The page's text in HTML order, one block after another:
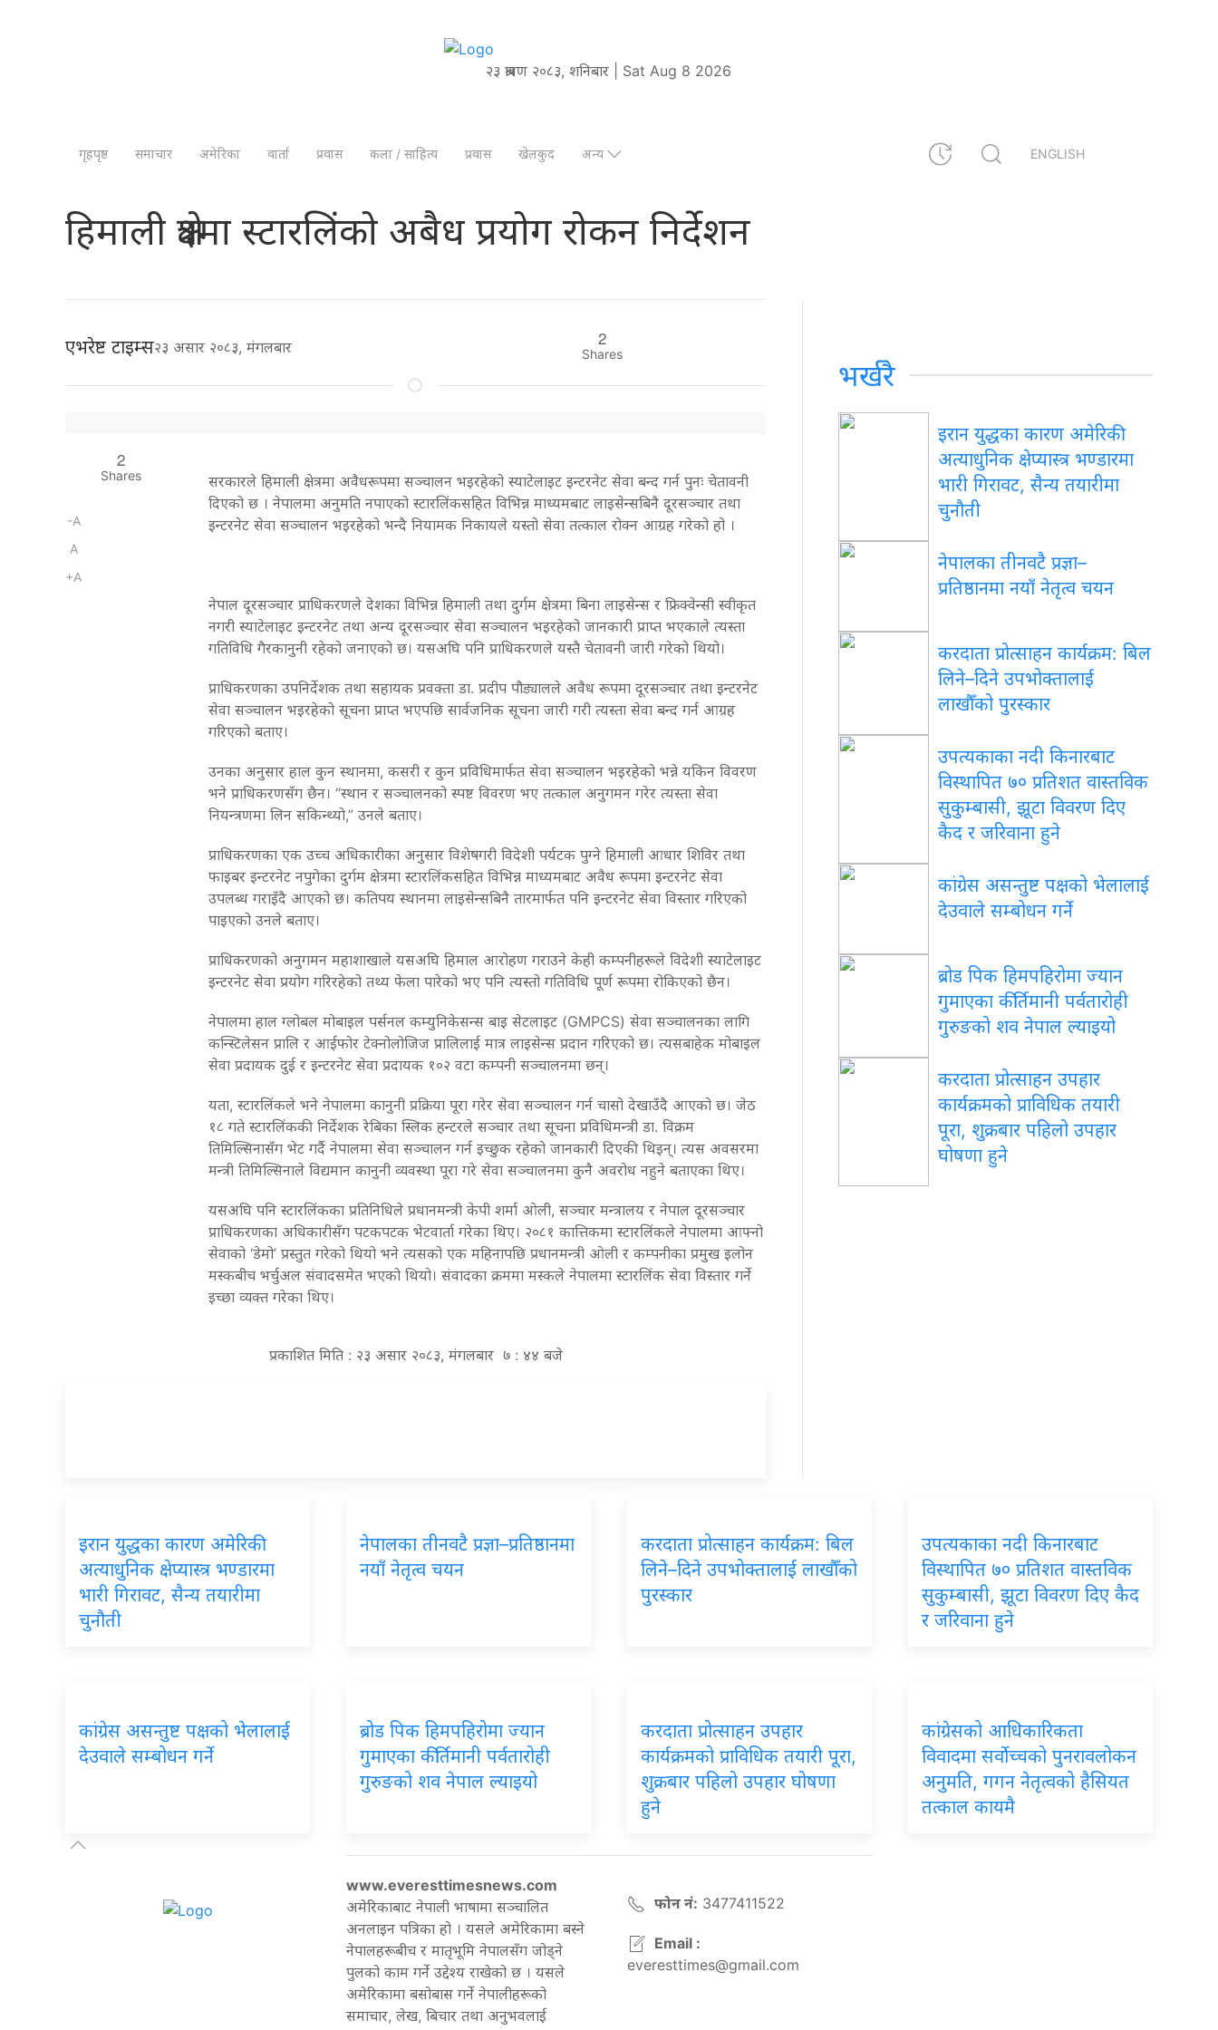
२३ श्रावण २०८३, शनिबार | Sat Aug 8 2026
गृहपृष्ठ समाचार अमेरिका वार्ता प्रवास कला / साहित्य प्रवास खेलकुद अन्य ENGLISH
हिमाली क्षेत्रमा स्टारलिंको अबैध प्रयोग रोकन निर्देशन
एभरेष्ट टाइम्स२३ असार २०८३, मंगलबार 2
Shares
2
Shares
-A
A
+A
सरकारले हिमाली क्षेत्रमा अवैधरूपमा सञ्चालन भइरहेको स्याटेलाइट इन्टरनेट सेवा बन्द गर्न पुनः चेतावनी
दिएको छ । नेपालमा अनुमति नपाएको स्टारलिंकसहित विभिन्न माध्यमबाट लाइसेन्सबिनै दूरसञ्चार तथा
इन्टरनेट सेवा सञ्चालन भइरहेको भन्दै नियामक निकायले यस्तो सेवा तत्काल रोक्न आग्रह गरेको हो ।
नेपाल दूरसञ्चार प्राधिकरणले देशका विभिन्न हिमाली तथा दुर्गम क्षेत्रमा बिना लाइसेन्स र फ्रिक्वेन्सी स्वीकृत
नगरी स्याटेलाइट इन्टरनेट तथा अन्य दूरसञ्चार सेवा सञ्चालन भइरहेको जानकारी प्राप्त भएकाले त्यस्ता
गतिविधि गैरकानुनी रहेको जनाएको छ। यसअघि पनि प्राधिकरणले यस्तै चेतावनी जारी गरेको थियो।
प्राधिकरणका उपनिर्देशक तथा सहायक प्रवक्ता डा. प्रदीप पौड्यालले अवैध रूपमा दूरसञ्चार तथा इन्टरनेट
सेवा सञ्चालन भइरहेको सूचना प्राप्त भएपछि सार्वजनिक सूचना जारी गरी त्यस्ता सेवा बन्द गर्न आग्रह
गरिएको बताए।
उनका अनुसार हाल कुन स्थानमा, कसरी र कुन प्रविधिमार्फत सेवा सञ्चालन भइरहेको भन्ने यकिन विवरण
भने प्राधिकरणसँग छैन। “स्थान र सञ्चालनको स्पष्ट विवरण भए तत्काल अनुगमन गरेर त्यस्ता सेवा
नियन्त्रणमा लिन सकिन्थ्यो,” उनले बताए।
प्राधिकरणका एक उच्च अधिकारीका अनुसार विशेषगरी विदेशी पर्यटक पुग्ने हिमाली आधार शिविर तथा
फाइबर इन्टरनेट नपुगेका दुर्गम क्षेत्रमा स्टारलिंकसहित विभिन्न माध्यमबाट अवैध रूपमा इन्टरनेट सेवा
उपलब्ध गराइँदै आएको छ। कतिपय स्थानमा लाइसेन्सबिनै तारमार्फत पनि इन्टरनेट सेवा विस्तार गरिएको
पाइएको उनले बताए।
प्राधिकरणको अनुगमन महाशाखाले यसअघि हिमाल आरोहण गराउने केही कम्पनीहरूले विदेशी स्याटेलाइट
इन्टरनेट सेवा प्रयोग गरिरहेको तथ्य फेला पारेको भए पनि त्यस्तो गतिविधि पूर्ण रूपमा रोकिएको छैन।
नेपालमा हाल ग्लोबल मोबाइल पर्सनल कम्युनिकेसन्स बाइ सेटलाइट (GMPCS) सेवा सञ्चालनका लागि
कन्स्टिलेसन प्रालि र आईफोर टेक्नोलोजिज प्रालिलाई मात्र लाइसेन्स प्रदान गरिएको छ। त्यसबाहेक मोबाइल
सेवा प्रदायक दुई र इन्टरनेट सेवा प्रदायक १०२ वटा कम्पनी सञ्चालनमा छन्।
यता, स्टारलिंकले भने नेपालमा कानुनी प्रक्रिया पूरा गरेर सेवा सञ्चालन गर्न चासो देखाउँदै आएको छ। जेठ
१८ गते स्टारलिंककी निर्देशक रेबिका स्लिक हन्टरले सञ्चार तथा सूचना प्रविधिमन्त्री डा. विक्रम
तिमिल्सिनासँग भेट गर्दै नेपालमा सेवा सञ्चालन गर्न इच्छुक रहेको जानकारी दिएकी थिइन्। त्यस अवसरमा
मन्त्री तिमिल्सिनाले विद्यमान कानुनी व्यवस्था पूरा गरे सेवा सञ्चालनमा कुनै अवरोध नहुने बताएका थिए।
यसअघि पनि स्टारलिंकका प्रतिनिधिले प्रधानमन्त्री केपी शर्मा ओली, सञ्चार मन्त्रालय र नेपाल दूरसञ्चार
प्राधिकरणका अधिकारीसँग पटकपटक भेटवार्ता गरेका थिए। २०८१ कात्तिकमा स्टारलिंकले नेपालमा आफ्नो
सेवाको ‘डेमो’ प्रस्तुत गरेको थियो भने त्यसको एक महिनापछि प्रधानमन्त्री ओली र कम्पनीका प्रमुख इलोन
मस्कबीच भर्चुअल संवादसमेत भएको थियो। संवादका क्रममा मस्कले नेपालमा स्टारलिंक सेवा विस्तार गर्ने
इच्छा व्यक्त गरेका थिए।
प्रकाशित मिति : २३ असार २०८३, मंगलबार ७ : ४४ बजे
भर्खरै
इरान युद्धका कारण अमेरिकी
अत्याधुनिक क्षेप्यास्त्र भण्डारमा
भारी गिरावट, सैन्य तयारीमा
चुनौती
नेपालका तीनवटै प्रज्ञा–
प्रतिष्ठानमा नयाँ नेतृत्व चयन
करदाता प्रोत्साहन कार्यक्रम: बिल
लिने–दिने उपभोक्तालाई
लाखौँको पुरस्कार
उपत्यकाका नदी किनारबाट
विस्थापित ७० प्रतिशत वास्तविक
सुकुम्बासी, झूटा विवरण दिए
कैद र जरिवाना हुने
कांग्रेस असन्तुष्ट पक्षको भेलालाई
देउवाले सम्बोधन गर्ने
ब्रोड पिक हिमपहिरोमा ज्यान
गुमाएका कीर्तिमानी पर्वतारोही
गुरुङको शव नेपाल ल्याइयो
करदाता प्रोत्साहन उपहार
कार्यक्रमको प्राविधिक तयारी
पूरा, शुक्रबार पहिलो उपहार
घोषणा हुने
इरान युद्धका कारण अमेरिकी
अत्याधुनिक क्षेप्यास्त्र भण्डारमा
भारी गिरावट, सैन्य तयारीमा
चुनौती
नेपालका तीनवटै प्रज्ञा–प्रतिष्ठानमा
नयाँ नेतृत्व चयन
करदाता प्रोत्साहन कार्यक्रम: बिल
लिने–दिने उपभोक्तालाई लाखौँको
पुरस्कार
उपत्यकाका नदी किनारबाट
विस्थापित ७० प्रतिशत वास्तविक
सुकुम्बासी, झूटा विवरण दिए कैद
र जरिवाना हुने
कांग्रेस असन्तुष्ट पक्षको भेलालाई
देउवाले सम्बोधन गर्ने
ब्रोड पिक हिमपहिरोमा ज्यान
गुमाएका कीर्तिमानी पर्वतारोही
गुरुङको शव नेपाल ल्याइयो
करदाता प्रोत्साहन उपहार
कार्यक्रमको प्राविधिक तयारी पूरा,
शुक्रबार पहिलो उपहार घोषणा
हुने
कांग्रेसको आधिकारिकता
विवादमा सर्वोच्चको पुनरावलोकन
अनुमति, गगन नेतृत्वको हैसियत
तत्काल कायमै
www.everesttimesnews.com
अमेरिकाबाट नेपाली भाषामा सञ्चालित
अनलाइन पत्रिका हो । यसले अमेरिकामा बस्ने
नेपालहरूबीच र मातृभूमि नेपालसँग जोड्ने
पुलको काम गर्ने उद्देश्य राखेको छ । यसले
अमेरिकामा बसोबास गर्ने नेपालीहरूको
समाचार, लेख, बिचार तथा अनुभवलाई
फोन नं: 3477411522
Email :
everesttimes@gmail.com